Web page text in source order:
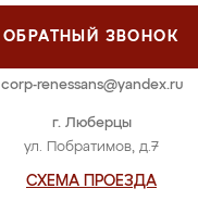
г. Люберцы
ул. Побратимов, д.7
СХЕМА ПРОЕЗДА
ОБРАТНЫЙ ЗВОНОК
corp-renessans@yandex.ru